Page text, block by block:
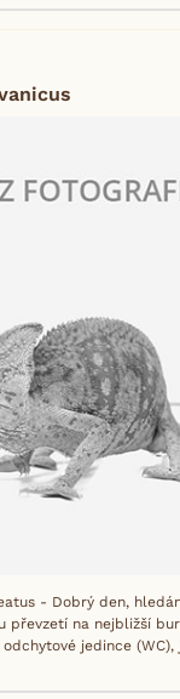
- Dobrý den,
převzetí na nejbližší
odchytové jedince